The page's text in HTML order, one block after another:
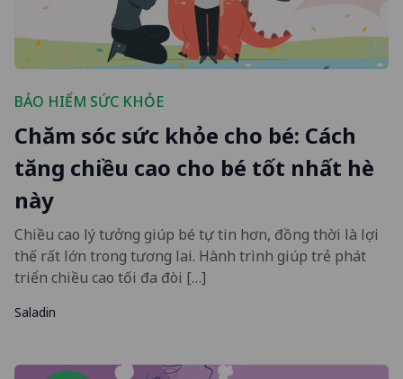
BẢO HIỂM SỨC KHỎE
Chăm sóc sức khỏe cho bé: Cách
tăng chiều cao cho bé tốt nhất hè
này
Chiều cao lý tưởng giúp bé tự tin hơn, đồng thời là lợi
thế rất lớn trong tương lai. Hành trình giúp trẻ phát
triển chiều cao tối đa đòi […]
Saladin